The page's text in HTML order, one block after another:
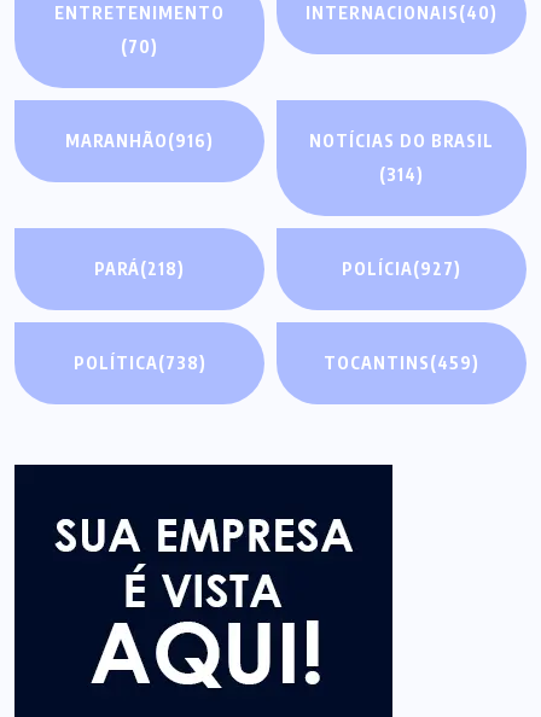
ENTRETENIMENTO
(70)
INTERNACIONAIS(40)
MARANHÃO(916)
NOTÍCIAS DO BRASIL
(314)
PARÁ(218) POLÍCIA(927)
POLÍTICA(738) TOCANTINS(459)